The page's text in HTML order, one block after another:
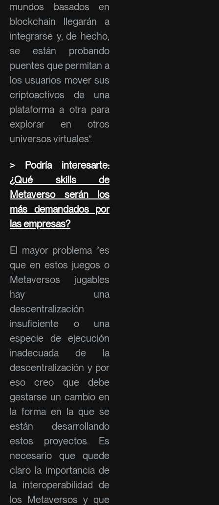
mundos basados en
blockchain llegarán a
integrarse y, de hecho,
se están probando
puentes que permitan a
los usuarios mover sus
criptoactivos de una
plataforma a otra para
explorar en otros
universos virtuales”.
> Podría interesarte:
¿Qué skills de
Metaverso serán los
más demandados por
las empresas?
El mayor problema “es
que en estos juegos o
Metaversos jugables
hay una
descentralización
insuficiente o una
especie de ejecución
inadecuada de la
descentralización y por
eso creo que debe
gestarse un cambio en
la forma en la que se
están desarrollando
estos proyectos. Es
necesario que quede
claro la importancia de
la interoperabilidad de
los Metaversos y que